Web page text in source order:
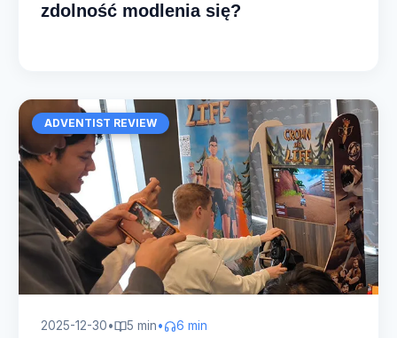
zdolność modlenia się?
ADVENTIST REVIEW
2025-12-30• 5 min• 6 min